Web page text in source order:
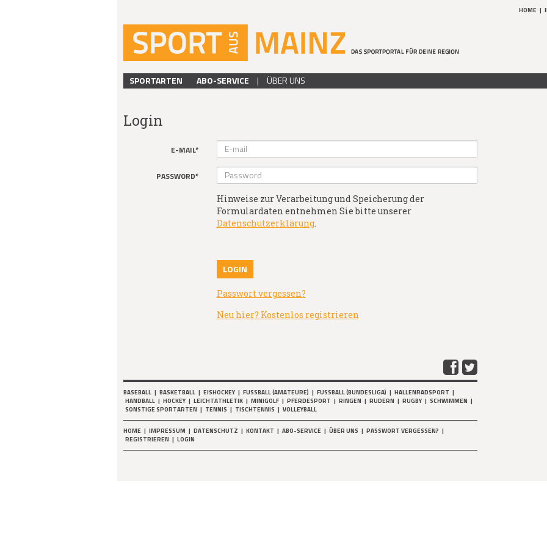
HOME |
SPORTARTEN ABO-SERVICE | ÜBER UNS
Login
E-MAIL*
PASSWORD*
Hinweise zur Verarbeitung und Speicherung der
Formulardaten entnehmen Sie bitte unserer
Datenschutzerklärung.
Passwort vergessen?
Neu hier? Kostenlos registrieren
BASEBALL | BASKETBALL | EISHOCKEY | FUSSBALL (AMATEURE) | FUSSBALL (BUNDESLIGA) | HALLENRADSPORT |
HANDBALL | HOCKEY | LEICHTATHLETIK | MINIGOLF | PFERDESPORT | RINGEN | RUDERN | RUGBY | SCHWIMMEN |
SONSTIGE SPORTARTEN | TENNIS | TISCHTENNIS | VOLLEYBALL
HOME | IMPRESSUM | DATENSCHUTZ | KONTAKT | ABO-SERVICE | ÜBER UNS | PASSWORT VERGESSEN? |
REGISTRIEREN | LOGIN